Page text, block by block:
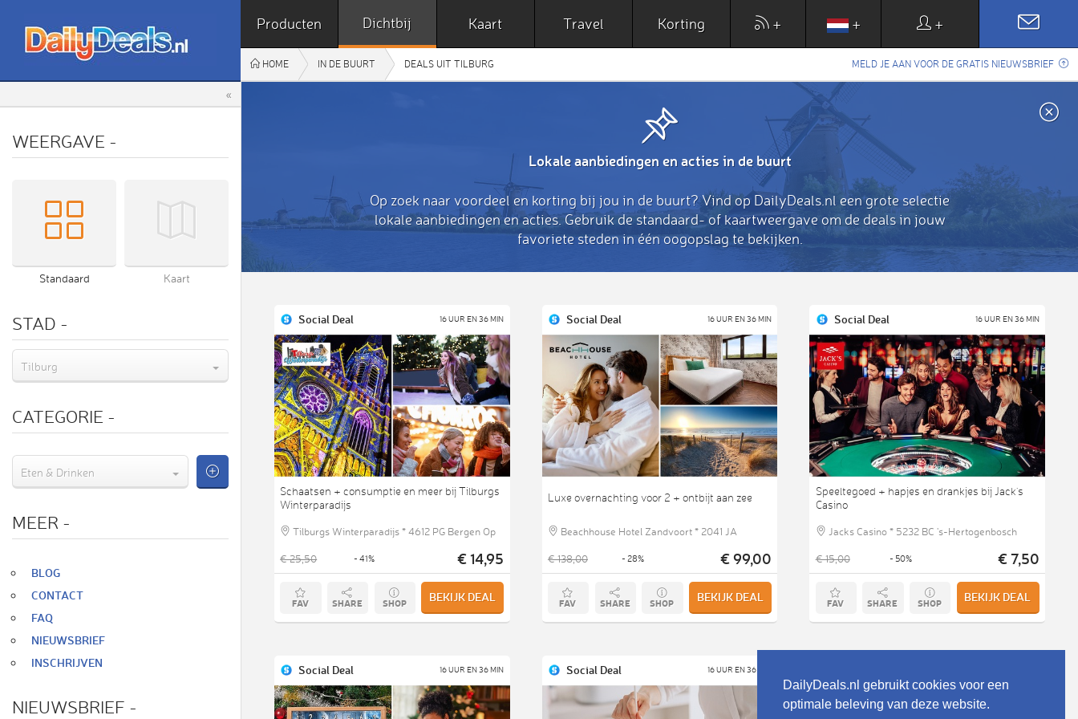
DailyDeals.nl gebruikt cookies voor een
optimale beleving van deze website.
Producten Dichtbij Kaart Travel Korting + + +
HOME IN DE BUURT DEALS UIT TILBURG MELD JE AAN VOOR DE GRATIS NIEUWSBRIEF
Lokale aanbiedingen en acties in de buurt
Op zoek naar voordeel en korting bij jou in de buurt? Vind op DailyDeals.nl een grote selectie
lokale aanbiedingen en acties. Gebruik de standaard- of kaartweergave om de deals in jouw
favoriete steden in één oogopslag te bekijken.
Social Deal 16 UUR EN 36 MIN
FAV SHARE SHOP BEKIJK DEAL
Schaatsen + consumptie en meer bij Tilburgs
Winterparadijs
Tilburgs Winterparadijs * 4612 PG Bergen Op
Zoom
€ 25,50 - 41% € 14,95
Social Deal 16 UUR EN 36 MIN
FAV SHARE SHOP BEKIJK DEAL
Luxe overnachting voor 2 + ontbijt aan zee
Beachhouse Hotel Zandvoort * 2041 JA
Zandvoort
€ 138,00 - 28% € 99,00
Social Deal 16 UUR EN 36 MIN
FAV SHARE SHOP BEKIJK DEAL
Speeltegoed + hapjes en drankjes bij Jack's
Casino
Jacks Casino * 5232 BC 's-Hertogenbosch
€ 15,00 - 50% € 7,50
Social Deal 16 UUR EN 36 MIN Social Deal 16 UUR EN 36 MIN
«
WEERGAVE -
Standaard Kaart
STAD -
Tilburg
CATEGORIE -
Eten & Drinken
MEER -
BLOG
CONTACT
FAQ
NIEUWSBRIEF
INSCHRIJVEN
NIEUWSBRIEF -